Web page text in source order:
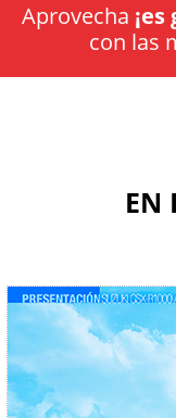
Aprovecha
con las
EN